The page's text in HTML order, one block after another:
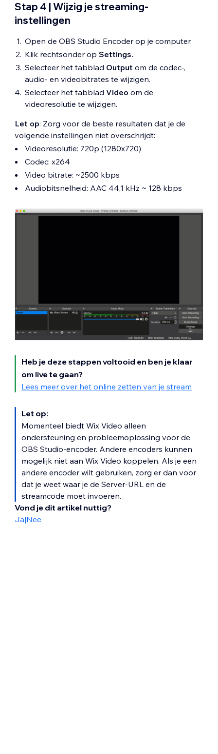
Stap 4 | Wijzig je streaming-
instellingen
Open de OBS Studio Encoder op je computer.
Klik rechtsonder op Settings.
Selecteer het tabblad Output om de codec-,
audio- en videobitrates te wijzigen.
Selecteer het tabblad Video om de
videoresolutie te wijzigen.
Let op: Zorg voor de beste resultaten dat je de
volgende instellingen niet overschrijdt:
Videoresolutie: 720p (1280x720)
Codec: x264
Video bitrate: ~2500 kbps
Audiobitsnelheid: AAC 44,1 kHz ~ 128 kbps
Heb je deze stappen voltooid en ben je klaar
om live te gaan?
Lees meer over het online zetten van je stream
Let op:
Momenteel biedt Wix Video alleen
ondersteuning en probleemoplossing voor de
OBS Studio-encoder. Andere encoders kunnen
mogelijk niet aan Wix Video koppelen. Als je een
andere encoder wilt gebruiken, zorg er dan voor
dat je weet waar je de Server-URL en de
streamcode moet invoeren.
Vond je dit artikel nuttig?
Ja|Nee